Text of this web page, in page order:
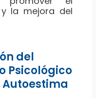
la mejora del
del
Psicológico